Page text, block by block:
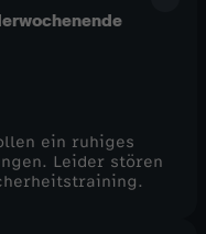
ein ruhiges
Leider stören